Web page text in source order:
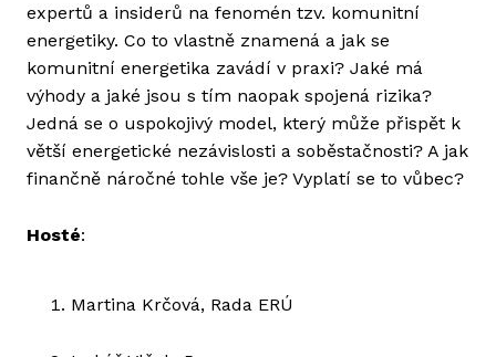
expertů a insiderů na fenomén tzv. komunitní
energetiky. Co to vlastně znamená a jak se
komunitní energetika zavádí v praxi? Jaké má
výhody a jaké jsou s tím naopak spojená rizika?
Jedná se o uspokojivý model, který může přispět k
větší energetické nezávislosti a soběstačnosti? A jak
finančně náročné tohle vše je? Vyplatí se to vůbec?
Hosté:
Martina Krčová, Rada ERÚ